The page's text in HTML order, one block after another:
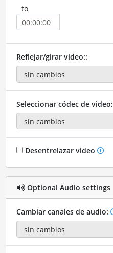
to
Reflejar/girar video::
Seleccionar códec de video:
Desentrelazar video
Optional Audio settings
Cambiar canales de audio: